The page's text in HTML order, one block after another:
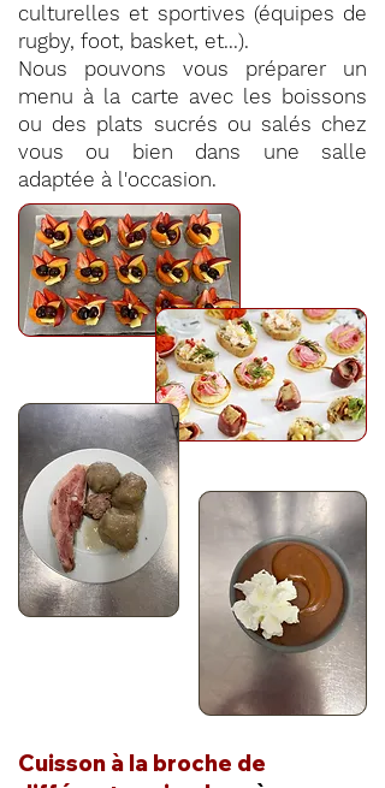
culturelles et sportives (équipes de
rugby, foot, basket, et...).
Nous pouvons vous préparer un
menu à la carte avec les boissons
ou des plats sucrés ou salés chez
vous ou bien dans une salle
adaptée à l'occasion.
Cuisson à la broche de